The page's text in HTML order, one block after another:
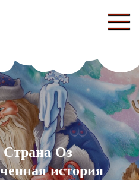
Страна Оз
история